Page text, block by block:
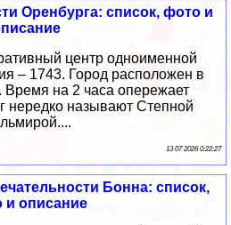
Оренбурга: список, фото и
центр одноименной
– 1743. Город расположен в
на 2 часа опережает
нередко называют Степной
13 07 2026 0:22:27
Бонна: список,
и описание